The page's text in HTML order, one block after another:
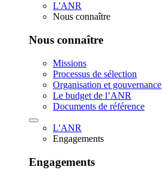
L'ANR
Nous connaître
Nous connaître
Missions
Processus de sélection
Organisation et gouvernance
Le budget de l’ANR
Documents de référence
L'ANR
Engagements
Engagements